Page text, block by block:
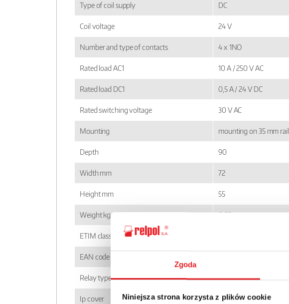
Zgoda
Niniejsza strona korzysta z plików cookie
Type of coil supply DC
Coil voltage 24 V
Number and type of contacts 4 x 1NO
Rated load AC1 10 A / 250 V AC
Rated load DC1 0,5 A / 24 V DC
Rated switching voltage 30 V AC
Mounting mounting on 35 mm rail
Depth 90
Width mm 72
Height mm 55
Weight kg 0,25
ETIM class
EAN code
Relay type NEED
Ip cover IP 20